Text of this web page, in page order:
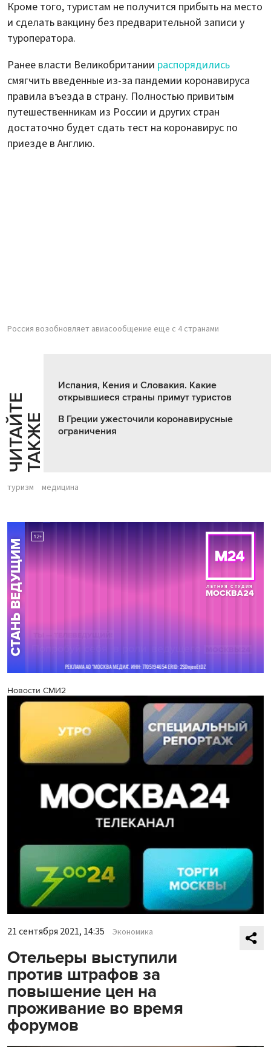
Кроме того, туристам не получится прибыть на место
и сделать вакцину без предварительной записи у
туроператора.
Ранее власти Великобритании распорядились
смягчить введенные из-за пандемии коронавируса
правила въезда в страну. Полностью привитым
путешественникам из России и других стран
достаточно будет сдать тест на коронавирус по
приезде в Англию.
Россия возобновляет авиасообщение еще с 4 странами
Ч
И
Т
АЙ
Т
Е
Т
А
К
ЖЕ
Испания, Кения и Словакия. Какие
открывшиеся страны примут туристов
В Греции ужесточили коронавирусные
ограничения
туризм медицина
Новости СМИ2
21 сентября 2021, 14:35 Экономика
Отельеры выступили
против штрафов за
повышение цен на
проживание во время
форумов